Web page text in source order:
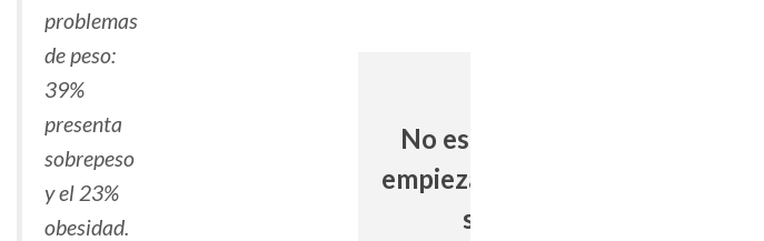
problemas
de peso:
39%
presenta
sobrepeso
y el 23%
obesidad.
No esperes más,
empieza a cuidar tu
salud.